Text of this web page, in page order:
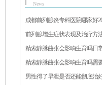
News
成都前列腺炎专科医院哪家好
前列腺增生症状表现及治疗方
精索静脉曲张会影响生育吗日
精索静脉曲张会影响生育吗需
男性得了早泄是否还能彻底治